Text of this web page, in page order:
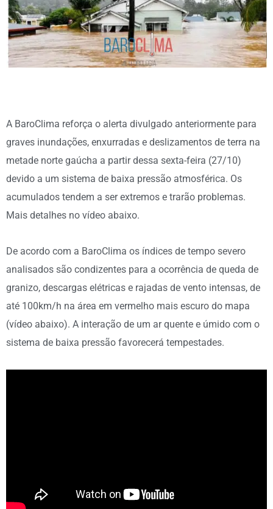
A BaroClima reforça o alerta divulgado anteriormente para
graves inundações, enxurradas e deslizamentos de terra na
metade norte gaúcha a partir dessa sexta-feira (27/10)
devido a um sistema de baixa pressão atmosférica. Os
acumulados tendem a ser extremos e trarão problemas.
Mais detalhes no vídeo abaixo.
De acordo com a BaroClima os índices de tempo severo
analisados são condizentes para a ocorrência de queda de
granizo, descargas elétricas e rajadas de vento intensas, de
até 100km/h na área em vermelho mais escuro do mapa
(vídeo abaixo). A interação de um ar quente e úmido com o
sistema de baixa pressão favorecerá tempestades.